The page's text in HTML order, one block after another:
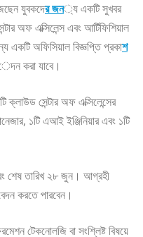
যুবকদের জন্য একটি সুখবর
অফ এক্সিলেন্স এবং আর্টিফিশিয়াল
একটি অফিসিয়াল বিজ্ঞপ্তি প্রকাশ
করা যাবে।
ক্লাউড সেন্টার অফ এক্সিলেন্সের
১টি এআই ইঞ্জিনিয়ার এবং ১টি
শেষ তারিখ ২৮ জুন। আগ্রহী
করতে পারবেন।
টেকনোলজি বা সংশ্লিষ্ট বিষয়ে